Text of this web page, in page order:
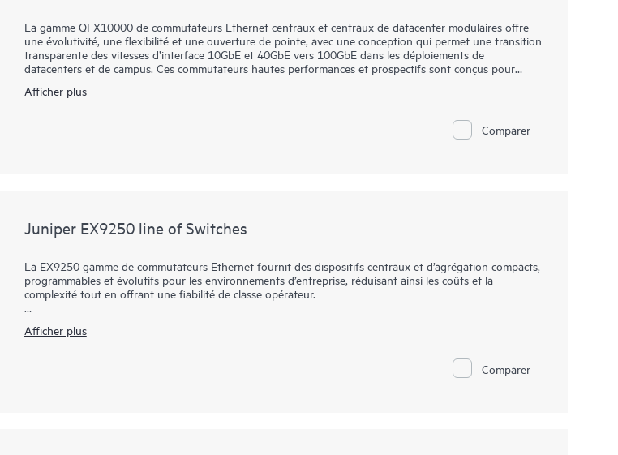
La gamme QFX10000 de commutateurs Ethernet centraux et centraux de datacenter modulaires offre
une évolutivité, une flexibilité et une ouverture de pointe, avec une conception qui permet une transition
transparente des vitesses d’interface 10GbE et 40GbE vers 100GbE dans les déploiements de
datacenters et de campus. Ces commutateurs hautes performances et prospectifs sont conçus pour
infrastructure réseau dans l’avenir.
Afficher plus
Comparer
Juniper EX9250 line of Switches
La EX9250 gamme de commutateurs Ethernet fournit des dispositifs centraux et d’agrégation compacts,
programmables et évolutifs pour les environnements d’entreprise, réduisant ainsi les coûts et la
complexité tout en offrant une fiabilité de classe opérateur.
prenant en charge les applications de couche 2 ou de couche 3 en combinant les technologies VPN
aux entreprises de créer un réseau cohérent de bout en bout sur des sites géographiquement dispersés,
Afficher plus
Comparer